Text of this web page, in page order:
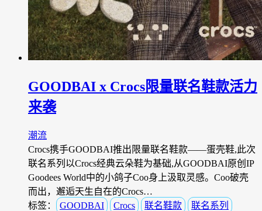
GOODBAI x Crocs限量联名鞋款活力
来袭
潮流
Crocs携手GOODBAI推出限量联名鞋款——蛋壳鞋,此次
联名系列以Crocs经典云朵鞋为基础,从GOODBAI原创IP
Goodees World中的小鸽子Coo身上汲取灵感。Coo破壳
而出，邂逅天生自在的Crocs…
标签：
GOODBAI Crocs 联名鞋款
联名系列